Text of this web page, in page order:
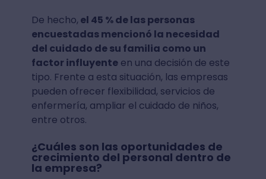
De hecho, el 45 % de las personas
encuestadas mencionó la necesidad
del cuidado de su familia como un
factor influyenteen una decisión de este
tipo. Frente a esta situación, las empresas
pueden ofrecer flexibilidad, servicios de
enfermería, ampliar el cuidado de niños,
entre otros.
¿Cuáles son las oportunidades de
crecimiento del personal dentro de
la empresa?